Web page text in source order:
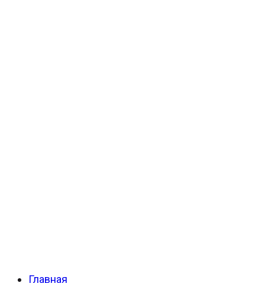
Главная